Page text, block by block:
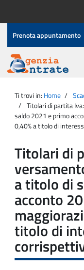
contenuto
Menu
di
servizio
Prenota appuntamento
Agenzia
Entrate
principale
Ti trovi in: Home
Titolari di partita
saldo 2021 e primo
0,40% a titolo di
Titolari di
a titolo di
acconto
titolo di